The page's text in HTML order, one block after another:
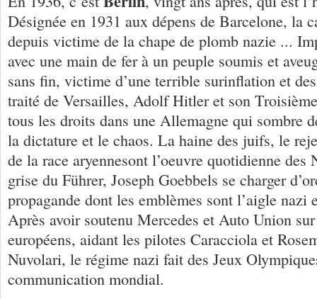
Désignée en 1931 aux dépens de Barcelone, la
depuis victime de la chape de plomb nazie ...
avec une main de fer à un peuple soumis et
sans fin, victime d’une terrible surinflation et
traité de Versailles, Adolf Hitler et son
tous les droits dans une Allemagne qui sombre
la dictature et le chaos. La haine des juifs, le
de la race aryennesont l’oeuvre quotidienne des
grise du Führer, Joseph Goebbels se charger
propagande dont les emblèmes sont l’aigle nazi
Après avoir soutenu Mercedes et Auto Union
européens, aidant les pilotes Caracciola et
Nuvolari, le régime nazi fait des Jeux
communication mondial.